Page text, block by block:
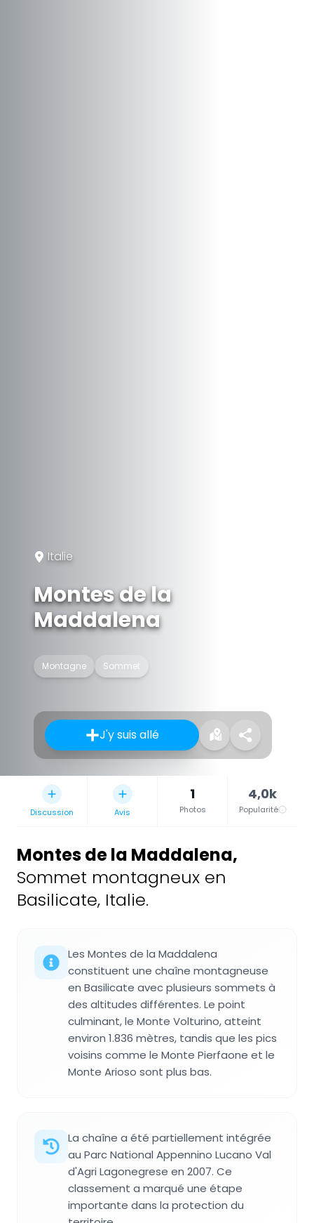
Italie
Montes de la
Maddalena
Montagne Sommet
J'y suis allé
Discussion Avis
1
Photos
4,0k
Popularité
Montes de la Maddalena,
Sommet montagneux en
Basilicate, Italie.
Les Montes de la Maddalena
constituent une chaîne montagneuse
en Basilicate avec plusieurs sommets à
des altitudes différentes. Le point
culminant, le Monte Volturino, atteint
environ 1.836 mètres, tandis que les pics
voisins comme le Monte Pierfaone et le
Monte Arioso sont plus bas.
La chaîne a été partiellement intégrée
au Parc National Appennino Lucano Val
d'Agri Lagonegrese en 2007. Ce
classement a marqué une étape
importante dans la protection du